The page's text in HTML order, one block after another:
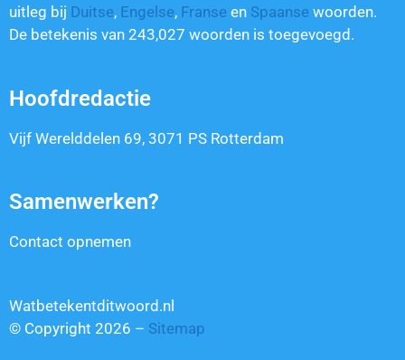
uitleg bij Duitse, Engelse, Franse en Spaanse woorden.
De betekenis van 243,027 woorden is toegevoegd.
Hoofdredactie
Vijf Werelddelen 69, 3071 PS Rotterdam
Samenwerken?
Contact opnemen
Watbetekentditwoord.nl
© Copyright 2026 – Sitemap